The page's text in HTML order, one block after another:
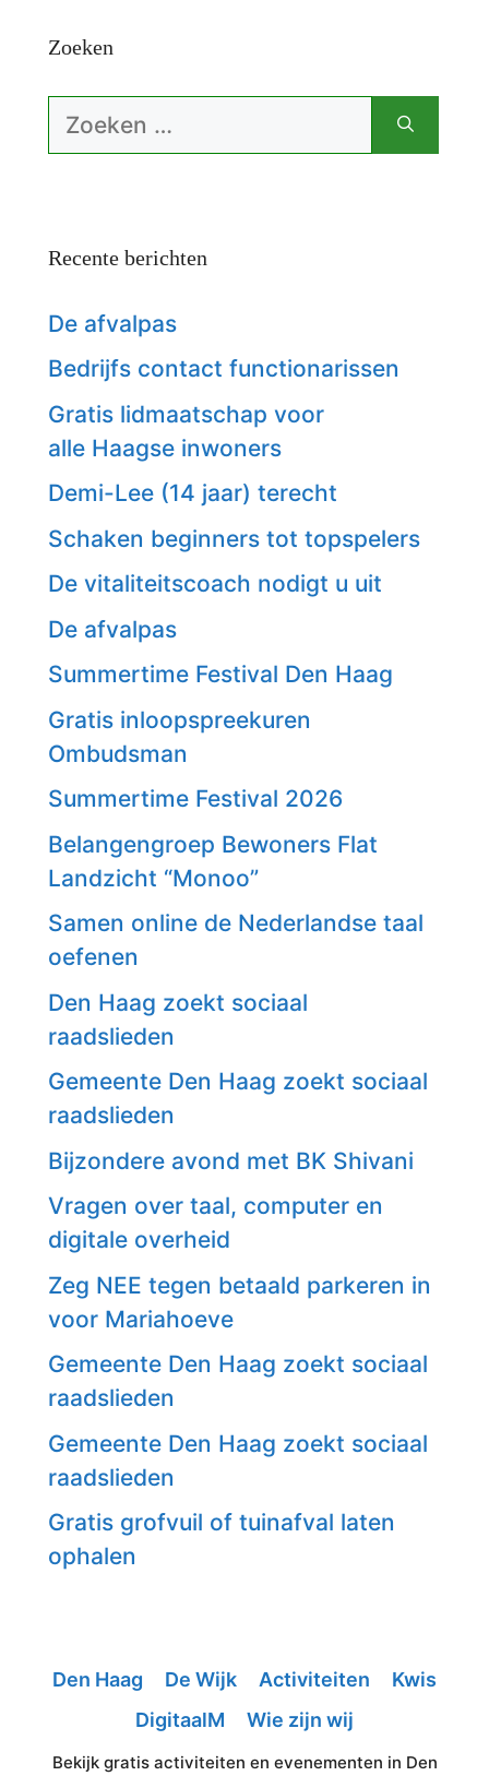
Zoeken
Zoek
Recente berichten
De afvalpas
Bedrijfs contact functionarissen
Gratis lidmaatschap voor
alle Haagse inwoners
Demi-Lee (14 jaar) terecht
Schaken beginners tot topspelers
De vitaliteitscoach nodigt u uit
De afvalpas
Summertime Festival Den Haag
Gratis inloopspreekuren
Ombudsman
Summertime Festival 2026
Belangengroep Bewoners Flat
Landzicht “Monoo”
Samen online de Nederlandse taal
oefenen
Den Haag zoekt sociaal
raadslieden
Gemeente Den Haag zoekt sociaal
raadslieden
Bijzondere avond met BK Shivani
Vragen over taal, computer en
digitale overheid
Zeg NEE tegen betaald parkeren in
voor Mariahoeve
Gemeente Den Haag zoekt sociaal
raadslieden
Gemeente Den Haag zoekt sociaal
raadslieden
Gratis grofvuil of tuinafval laten
ophalen
Den Haag De Wijk Activiteiten
Kwis
DigitaalM
Wie zijn wij
Bekijk gratis activiteiten en evenementen in Den